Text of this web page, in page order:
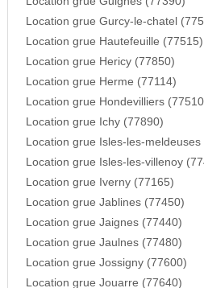
Location grue Gurcy-le-chatel
Location grue Hautefeuille (77515)
Location grue Hericy (77850)
Location grue Herme (77114)
Location grue Hondevilliers
Location grue Ichy (77890)
Location grue Isles-les-meldeuses
Location grue Isles-les-villenoy
Location grue Iverny (77165)
Location grue Jablines (77450)
Location grue Jaignes (77440)
Location grue Jaulnes (77480)
Location grue Jossigny (77600)
Location grue Jouarre (77640)